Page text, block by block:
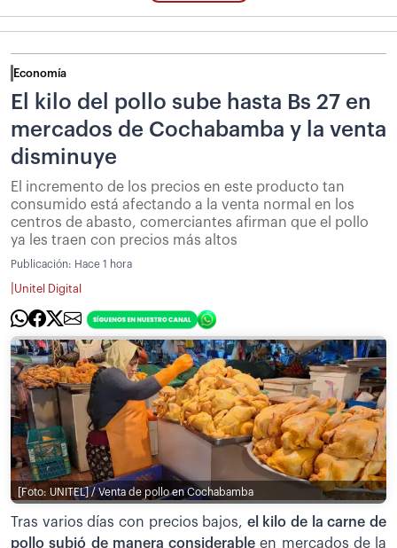
Economía
El kilo del pollo sube hasta Bs 27 en
mercados de Cochabamba y la venta
disminuye
El incremento de los precios en este producto tan
consumido está afectando a la venta normal en los
centros de abasto, comerciantes afirman que el pollo
ya les traen con precios más altos
Publicación: Hace 1 hora
Unitel Digital
[Foto: UNITEL] / Venta de pollo en Cochabamba
Tras varios días con precios bajos, el kilo de la carne de
pollo subió de manera considerableen mercados de la